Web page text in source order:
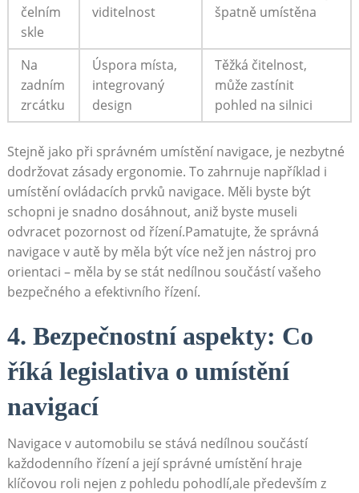
čelním
skle
viditelnost
špatně ⁣umístěna
Na
zadním
zrcátku
Úspora místa,
integrovaný
design
Těžká čitelnost,
může zastínit
pohled na silnici
Stejně jako při správném umístění navigace, je nezbytné
dodržovat zásady ergonomie. To zahrnuje například i
umístění ovládacích prvků navigace. Měli‌ byste být
schopni je snadno dosáhnout, aniž byste ⁢museli
odvracet pozornost od řízení.Pamatujte, že správná
navigace v autě by měla být více než jen nástroj pro
orientaci – měla by se stát nedílnou⁣ součástí vašeho
bezpečného a efektivního ‍řízení.
4. Bezpečnostní aspekty: Co
říká legislativa o umístění
navigací
Navigace v automobilu se stává nedílnou součástí
každodenního řízení⁣ a její správné umístění hraje
klíčovou roli nejen z pohledu pohodlí,ale především z⁤